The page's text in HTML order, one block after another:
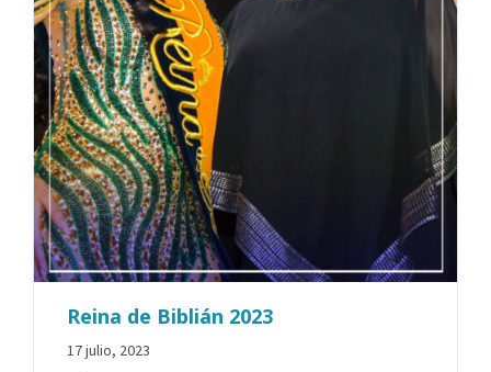
Reina de Biblián 2023
17 julio, 2023